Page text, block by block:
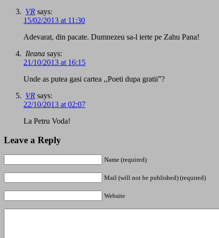
VR says:
15/02/2013 at 11:30
Adevarat, din pacate. Dumnezeu sa-l ierte pe Zahu Pana!
Ileana says:
21/10/2013 at 16:15
Unde as putea gasi cartea ,,Poeti dupa gratii”?
VR says:
22/10/2013 at 02:07
La Petru Voda!
Leave a Reply
Name (required)
Mail (will not be published) (required)
Website